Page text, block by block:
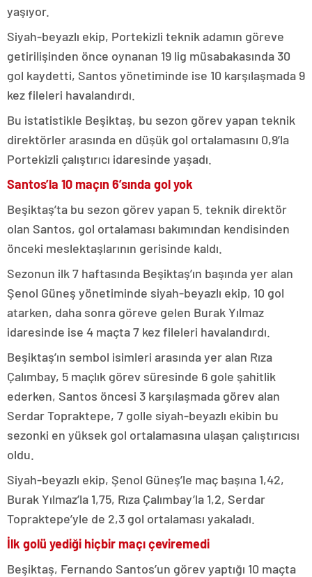
yaşıyor.
Siyah-beyazlı ekip, Portekizli teknik adamın göreve
getirilişinden önce oynanan 19 lig müsabakasında 30
gol kaydetti, Santos yönetiminde ise 10 karşılaşmada 9
kez fileleri havalandırdı.
Bu istatistikle Beşiktaş, bu sezon görev yapan teknik
direktörler arasında en düşük gol ortalamasını 0,9’la
Portekizli çalıştırıcı idaresinde yaşadı.
Santos’la 10 maçın 6’sında gol yok
Beşiktaş’ta bu sezon görev yapan 5. teknik direktör
olan Santos, gol ortalaması bakımından kendisinden
önceki meslektaşlarının gerisinde kaldı.
Sezonun ilk 7 haftasında Beşiktaş’ın başında yer alan
Şenol Güneş yönetiminde siyah-beyazlı ekip, 10 gol
atarken, daha sonra göreve gelen Burak Yılmaz
idaresinde ise 4 maçta 7 kez fileleri havalandırdı.
Beşiktaş’ın sembol isimleri arasında yer alan Rıza
Çalımbay, 5 maçlık görev süresinde 6 gole şahitlik
ederken, Santos öncesi 3 karşılaşmada görev alan
Serdar Topraktepe, 7 golle siyah-beyazlı ekibin bu
sezonki en yüksek gol ortalamasına ulaşan çalıştırıcısı
oldu.
Siyah-beyazlı ekip, Şenol Güneş’le maç başına 1,42,
Burak Yılmaz’la 1,75, Rıza Çalımbay’la 1,2, Serdar
Topraktepe’yle de 2,3 gol ortalaması yakaladı.
İlk golü yediği hiçbir maçı çeviremedi
Beşiktaş, Fernando Santos’un görev yaptığı 10 maçta